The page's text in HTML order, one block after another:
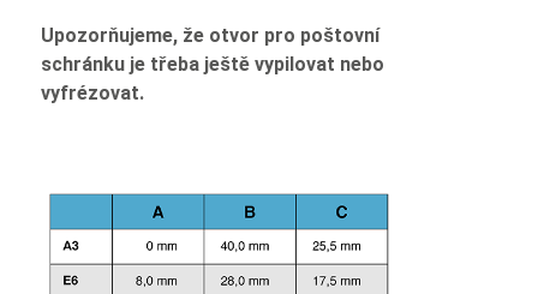
Upozorňujeme, že otvor pro poštovní
schránku je třeba ještě vypilovat nebo
vyfrézovat.